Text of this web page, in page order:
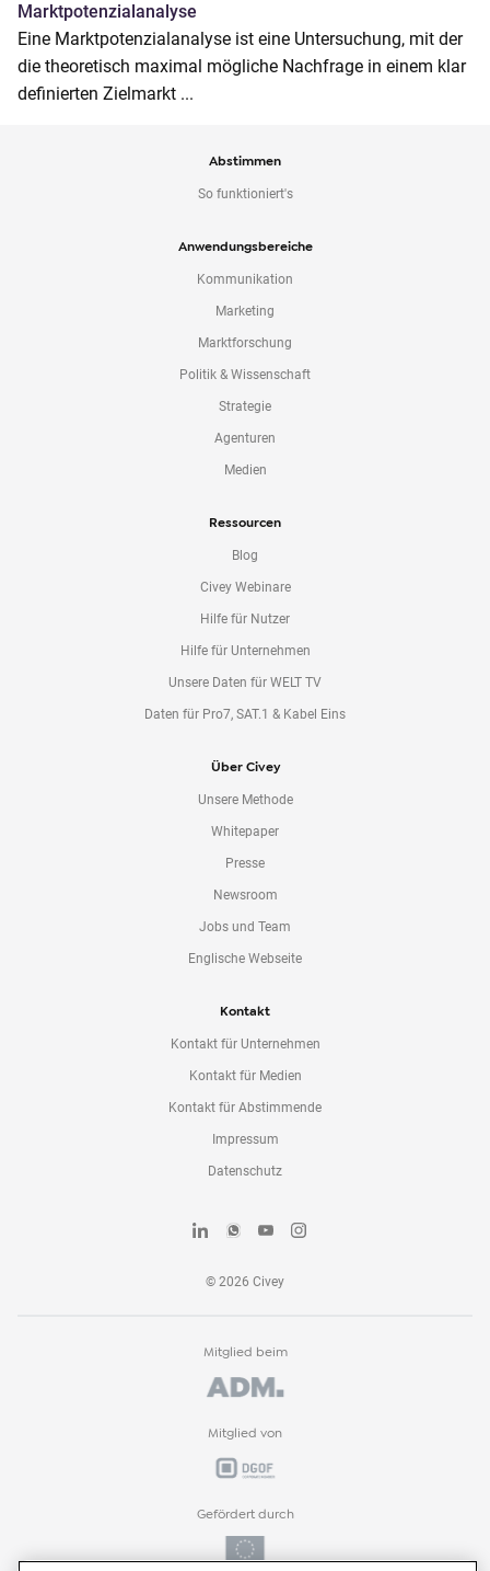
Marktpotenzialanalyse
Eine Marktpotenzialanalyse ist eine Untersuchung, mit der
die theoretisch maximal mögliche Nachfrage in einem klar
definierten Zielmarkt ...
Abstimmen
So funktioniert's
Anwendungsbereiche
Kommunikation
Marketing
Marktforschung
Politik & Wissenschaft
Strategie
Agenturen
Medien
Ressourcen
Blog
Civey Webinare
Hilfe für Nutzer
Hilfe für Unternehmen
Unsere Daten für WELT TV
Daten für Pro7, SAT.1 & Kabel Eins
Über Civey
Unsere Methode
Whitepaper
Presse
Newsroom
Jobs und Team
Englische Webseite
Kontakt
Kontakt für Unternehmen
Kontakt für Medien
Kontakt für Abstimmende
Impressum
Datenschutz
© 2026 Civey
Mitglied beim
Mitglied von
Gefördert durch